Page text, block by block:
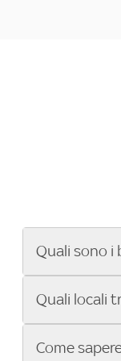
Quali sono i
Se cerchi un
ENILIVE, la
Sky Bar ti
Quali locali
Vuoi sapere
Come